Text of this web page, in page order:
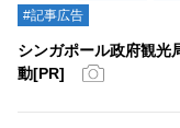
#記事広告
シンガポール政府観光
動[PR]